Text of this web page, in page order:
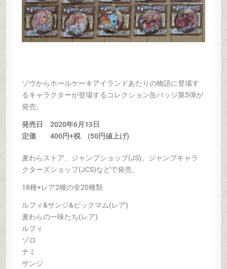
ゾウからホールケーキアイランドあたりの物語に登場す
るキャラクターが登場するコレクション缶バッジ第5弾が
発売。
発売日 2020年6月13日
定価 400円+税 (50円値上げ)
麦わらストア、ジャンプショップ(JS)、ジャンプキャラ
クターズショップ(JCS)などで発売。
18種+レア2種の全20種類
ルフィ&サンジ&ビックマム(レア)
麦わらの一味たち(レア)
ルフィ
ゾロ
ナミ
サンジ